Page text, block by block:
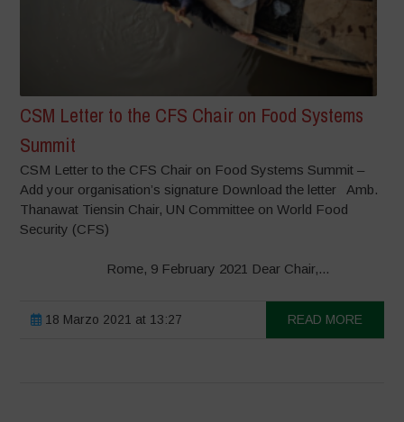
CSM Letter to the CFS Chair on Food Systems
Summit
CSM Letter to the CFS Chair on Food Systems Summit –
Add your organisation’s signature Download the letter Amb.
Thanawat Tiensin Chair, UN Committee on World Food
Security (CFS)
Rome, 9 February 2021 Dear Chair,...
18 Marzo 2021 at 13:27 READ MORE